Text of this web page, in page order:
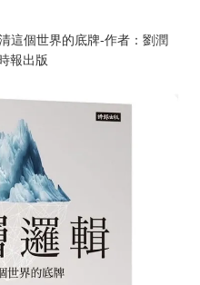
這個世界的底牌-作者：劉潤
報出版